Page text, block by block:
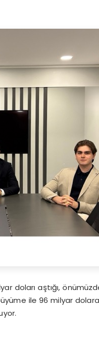
doları aştığı,
ile 96 milyar